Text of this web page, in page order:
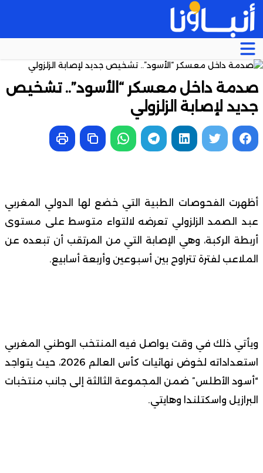
صدمة داخل معسكر “الأسود”.. تشخيص
جديد لإصابة الزلزولي
أظهرت الفحوصات الطبية التي خضع لها الدولي المغربي
عبد الصمد الزلزولي تعرضه لالتواء متوسط على مستوى
أربطة الركبة، وهي الإصابة التي من المرتقب أن تبعده عن
الملاعب لفترة تتراوح بين أسبوعين وأربعة أسابيع.
ويأتي ذلك في وقت يواصل فيه المنتخب الوطني المغربي
استعداداته لخوض نهائيات كأس العالم 2026، حيث يتواجد
“أسود الأطلس” ضمن المجموعة الثالثة إلى جانب منتخبات
البرازيل واسكتلندا وهايتي.